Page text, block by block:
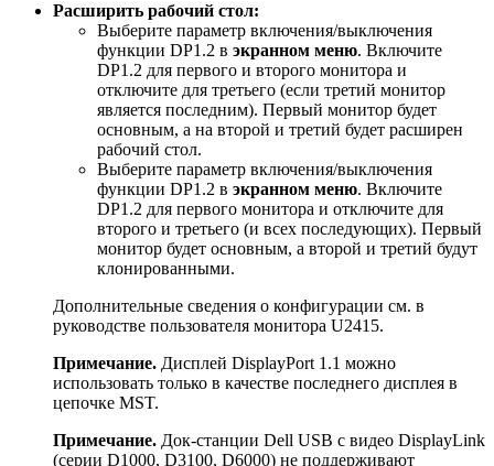
Расширить рабочий стол:
Выберите параметр включения/выключения
функции DP1.2 в экранном меню. Включите
DP1.2 для первого и второго монитора и
отключите для третьего (если третий монитор
является последним). Первый монитор будет
основным, а на второй и третий будет расширен
рабочий стол.
Выберите параметр включения/выключения
функции DP1.2 в экранном меню. Включите
DP1.2 для первого монитора и отключите для
второго и третьего (и всех последующих). Первый
монитор будет основным, а второй и третий будут
клонированными.
Дополнительные сведения о конфигурации см. в
руководстве пользователя монитора U2415.
Примечание. Дисплей DisplayPort 1.1 можно
использовать только в качестве последнего дисплея в
цепочке MST.
Примечание. Док-станции Dell USB с видео DisplayLink
(серии D1000, D3100, D6000) не поддерживают